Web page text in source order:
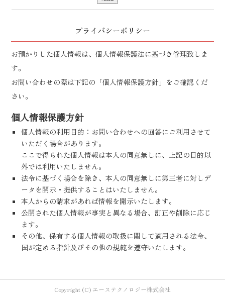
プライバシーポリシー
お預かりした個人情報は、個人情報保護法に基づき管理致しま
す。
お問い合わせの際は下記の「個人情報保護方針」をご確認くだ
さい。
個人情報保護方針
個人情報の利用目的：お問い合わせへの回答にご利用させて
いただく場合があります。
ここで得られた個人情報は本人の同意無しに、上記の目的以
外では利用いたしません。
法令に基づく場合を除き、本人の同意無しに第三者に対しデ
ータを開示・提供することはいたしません。
本人からの請求があれば情報を開示いたします。
公開された個人情報が事実と異なる場合、訂正や削除に応じ
ます。
その他、保有する個人情報の取扱に関して適用される法令、
国が定める指針及びその他の規範を遵守いたします。
Copyright (C) エーステクノロジー株式会社